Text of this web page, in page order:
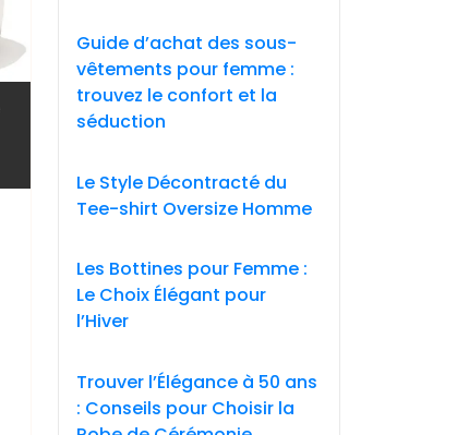
Guide d’achat des sous-
vêtements pour femme :
trouvez le confort et la
séduction
Le Style Décontracté du
Tee-shirt Oversize Homme
Les Bottines pour Femme :
Le Choix Élégant pour
l’Hiver
Trouver l’Élégance à 50 ans
: Conseils pour Choisir la